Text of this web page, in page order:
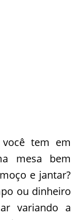
você tem em
mesa bem
e jantar?
ou dinheiro
variando a